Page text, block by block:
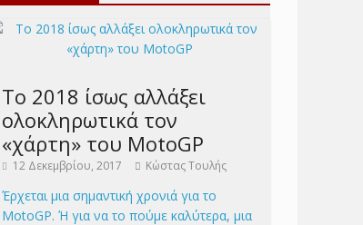
Το 2018 ίσως αλλάξει
ολοκληρωτικά τον
«χάρτη» του MotoGP
12 Δεκεμβρίου, 2017 Κώστας Τουλής
Έρχεται μια σημαντική χρονιά για το
MotoGP. Ή για να το πούμε καλύτερα, μια